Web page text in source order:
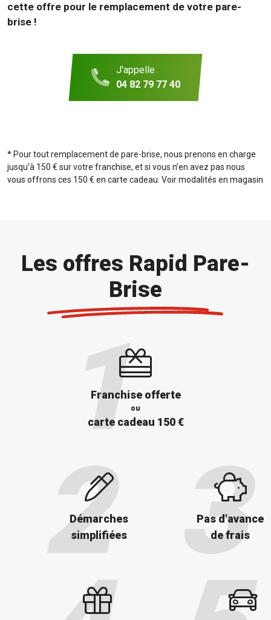
cette offre pour le remplacement de votre pare-
brise !
J'appelle
04 82 79 77 40
* Pour tout remplacement de pare-brise, nous prenons en charge
jusqu’à 150 € sur votre franchise, et si vous n’en avez pas nous
vous offrons ces 150 € en carte cadeau. Voir modalités en magasin
Les offres Rapid Pare-
Brise
Franchise offerte
ou
carte cadeau 150 €
Démarches
simplifiées
Pas d'avance
de frais